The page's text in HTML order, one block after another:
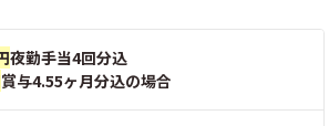
夜勤手当4回分込
賞与4.55ヶ月分込の場合